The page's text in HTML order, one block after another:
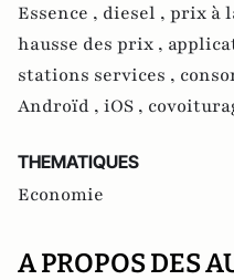
Essence , diesel , prix à
hausse des prix ,
stations services ,
Androïd , iOS ,
THEMATIQUES
Economie
A PROPOS DES